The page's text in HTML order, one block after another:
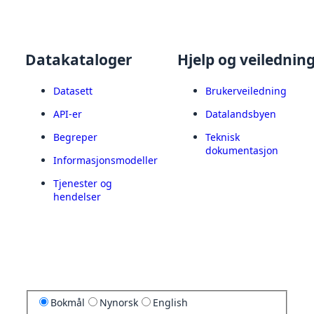
Datakataloger
Datasett
API-er
Begreper
Informasjonsmodeller
Tjenester og
hendelser
Hjelp og
Brukerveiledning
Datalandsbyen
Teknisk
dokumentasjon
Bokmål Nynorsk English